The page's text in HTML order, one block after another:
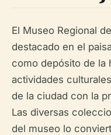
El Museo Regional
destacado en el
como depósito de la
actividades
de la ciudad con la
Las diversas
del museo lo